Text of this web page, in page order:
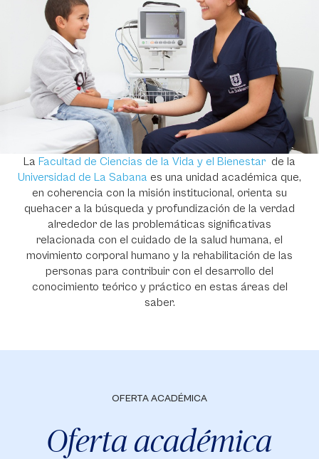
La Facultad de Ciencias de la Vida y el Bienestar de la
Universidad de La Sabana es una unidad académica que,
en coherencia con la misión institucional, orienta su
quehacer a la búsqueda y profundización de la verdad
alrededor de las problemáticas significativas
relacionada con el cuidado de la salud humana, el
movimiento corporal humano y la rehabilitación de las
personas para contribuir con el desarrollo del
conocimiento teórico y práctico en estas áreas del
saber.
OFERTA ACADÉMICA
Oferta académica